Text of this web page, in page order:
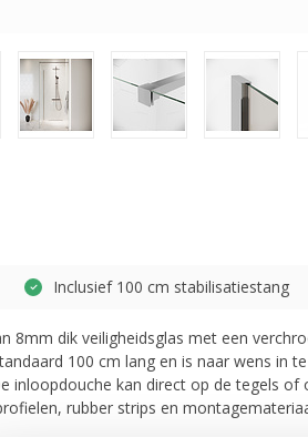
Inclusief 100 cm stabilisatiestang
8mm dik veiligheidsglas met een
100 cm lang en is naar wens in
inloopdouche kan direct op de tegels
rubber strips en